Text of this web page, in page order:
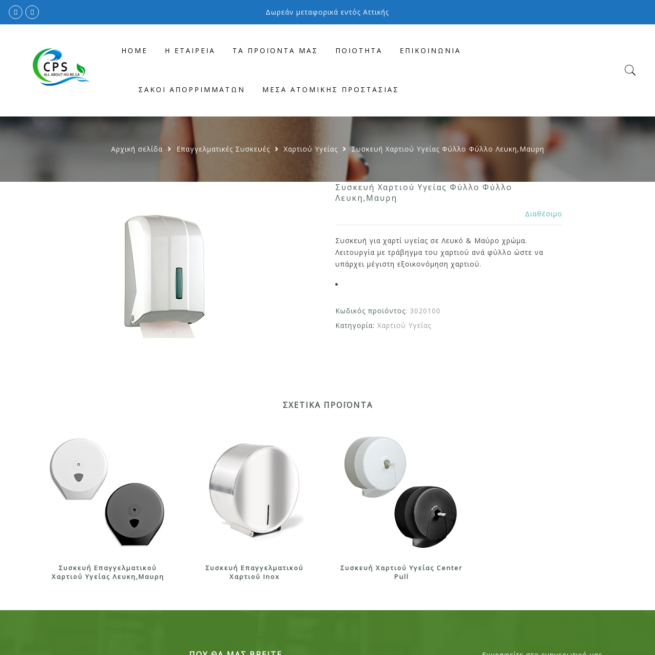
Δωρεάν μεταφορικά εντός Αττικής
HOME Η ΕΤΑΙΡΕΊΑ ΤΑ ΠΡΟΪΌΝΤΑ ΜΑΣ ΠΟΙΌΤΗΤΑ ΕΠΙΚΟΙΝΩΝΊΑ
ΣΆΚΟΙ ΑΠΟΡΡΙΜΜΆΤΩΝ ΜΈΣΑ ΑΤΟΜΙΚΉΣ ΠΡΟΣΤΑΣΊΑΣ
Αρχική σελίδα Επαγγελματικές Συσκευές Χαρτιού Υγείας Συσκευή Χαρτιού Υγείας Φύλλο Φύλλο Λευκη,Μαυρη
Συσκευή Χαρτιού Υγείας Φύλλο Φύλλο
Λευκη,Μαυρη
Διαθέσιμο
Συσκευή για χαρτί υγείας σε Λευκό & Μαύρο χρώμα.
Λειτουργία με τράβηγμα του χαρτιού ανά φύλλο ώστε να
υπάρχει μέγιστη εξοικονόμηση χαρτιού.
Κωδικός προϊόντος: 3020100
Κατηγορία: Χαρτιού Υγείας
ΣΧΕΤΙΚΆ ΠΡΟΪΌΝΤΑ
Συσκευή Επαγγελματικού
Χαρτιού Υγείας Λευκη,Μαυρη
Συσκευή Επαγγελματικού
Χαρτιού Inox
Συσκευή Χαρτιού Υγείας Center
Pull